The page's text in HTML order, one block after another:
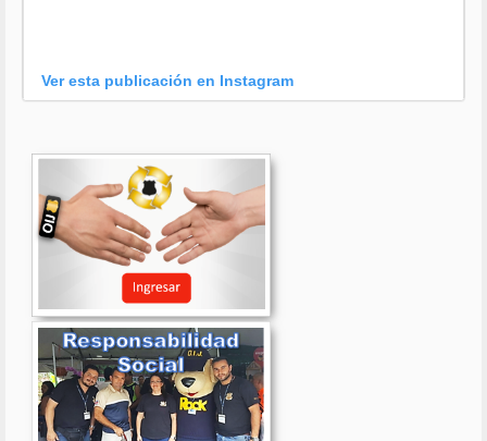
Ver esta publicación en Instagram